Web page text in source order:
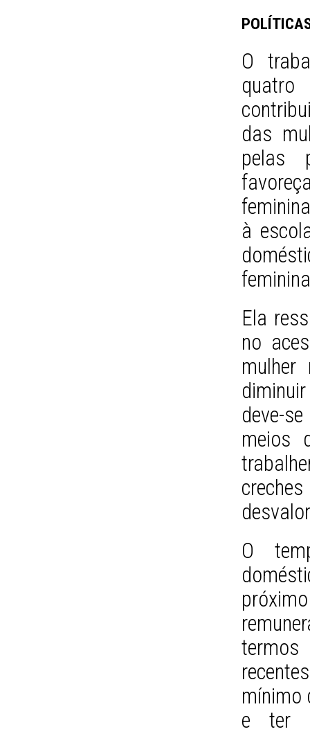
O
das
pelas
à
Ela
no
mulher
deve-
meios
O
termos
mínimo
e ter